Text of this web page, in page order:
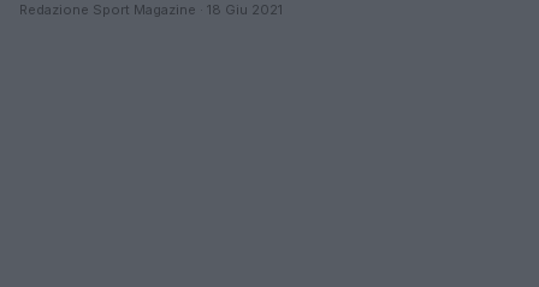
Redazione Sport Magazine · 18 Giu 2021